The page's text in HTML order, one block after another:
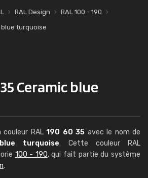
RAL Design
RAL 100 - 190
blue turquoise
Ceramic blue
RAL 190 60 35 avec le nom de
turquoise. Cette couleur RAL
100 - 190, qui fait partie du système
.